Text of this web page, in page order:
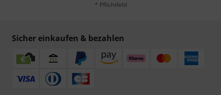
* Pflichtfeld
Sicher einkaufen & bezahlen